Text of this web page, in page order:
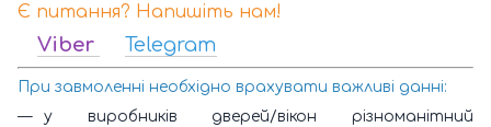
Є питання? Напишіть нам!
Viber Telegram
При завмоленні необхідно врахувати важливі данні:
у виробників дверей/вікон різноманітний